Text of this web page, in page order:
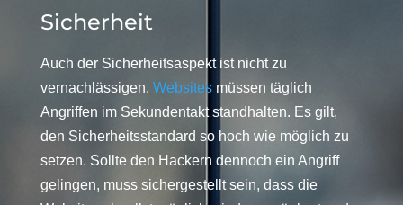
Sicherheit
Auch der Sicherheitsaspekt ist nicht zu
vernachlässigen. Websitesmüssen täglich
Angriffen im Sekundentakt standhalten. Es gilt,
den Sicherheitsstandard so hoch wie möglich zu
setzen. Sollte den Hackern dennoch ein Angriff
gelingen, muss sichergestellt sein, dass die